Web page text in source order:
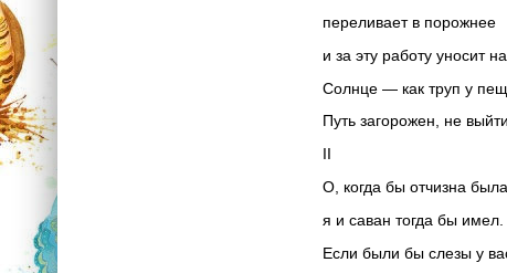
переливает в порожнее
и за эту работу уносит
Солнце — как труп у
Путь загорожен, не
II
О, когда бы отчизна
я и саван тогда бы имел.
Если были бы слезы у